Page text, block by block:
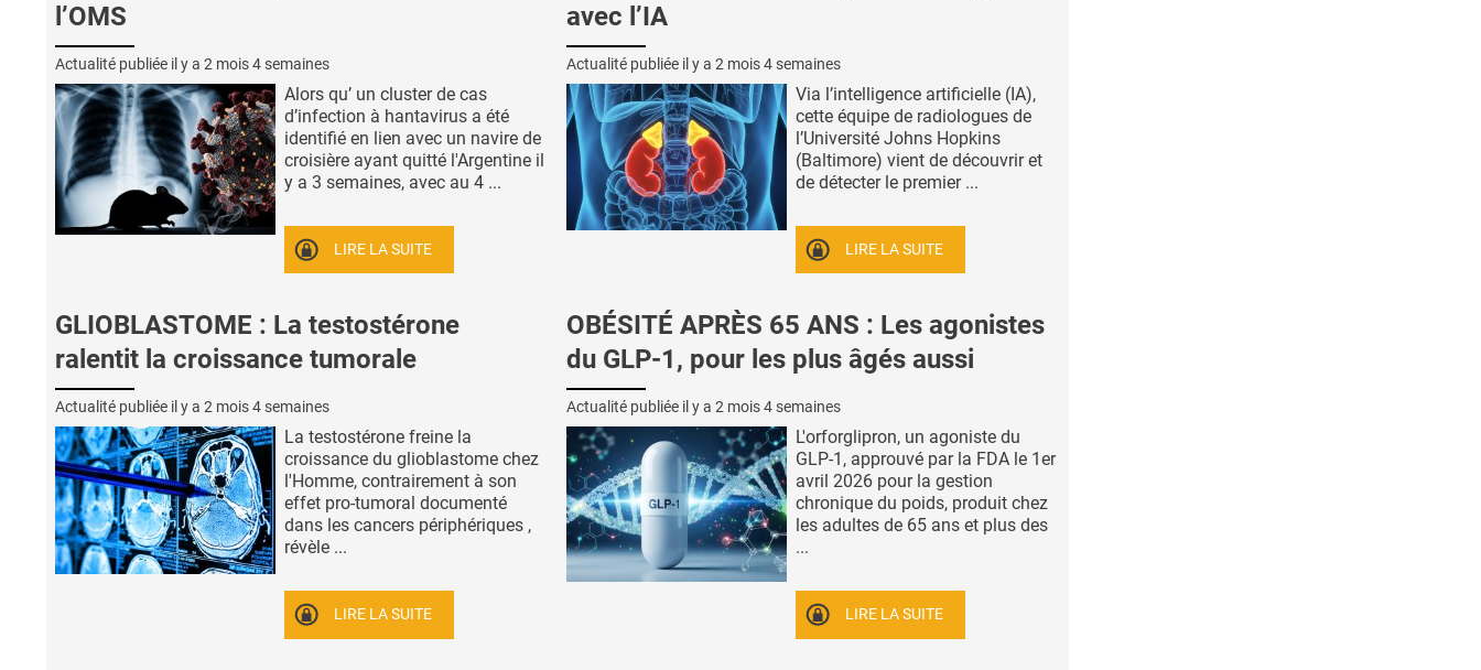
l’OMS
Actualité publiée il y a 2 mois 4 semaines
Alors qu’ un cluster de cas
d’infection à hantavirus a été
identifié en lien avec un navire de
croisière ayant quitté l'Argentine il
y a 3 semaines, avec au 4 ...
LIRE LA SUITE
avec l’IA
Actualité publiée il y a 2 mois 4 semaines
Via l’intelligence artificielle (IA),
cette équipe de radiologues de
l’Université Johns Hopkins
(Baltimore) vient de découvrir et
de détecter le premier ...
LIRE LA SUITE
GLIOBLASTOME : La testostérone
ralentit la croissance tumorale
Actualité publiée il y a 2 mois 4 semaines
La testostérone freine la
croissance du glioblastome chez
l'Homme, contrairement à son
effet pro-tumoral documenté
dans les cancers périphériques ,
révèle ...
LIRE LA SUITE
OBÉSITÉ APRÈS 65 ANS : Les agonistes
du GLP-1, pour les plus âgés aussi
Actualité publiée il y a 2 mois 4 semaines
L'orforglipron, un agoniste du
GLP-1, approuvé par la FDA le 1er
avril 2026 pour la gestion
chronique du poids, produit chez
les adultes de 65 ans et plus des
...
LIRE LA SUITE